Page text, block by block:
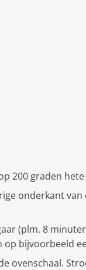
200 graden
onderkant van
(plm. 8
op bijvoorbeeld
ovenschaal.